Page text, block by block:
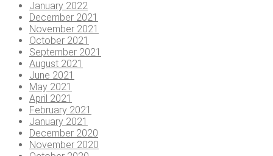
January 2022
December 2021
November 2021
October 2021
September 2021
August 2021
June 2021
May 2021
April 2021
February 2021
January 2021
December 2020
November 2020